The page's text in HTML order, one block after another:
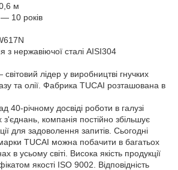
м
— 10 років
з нержавіючої сталі AISI304
лідер у виробництві гнучких
та олії. Фабрика TUCAI розташована в
40-річному досвіді роботи в галузі
з'єднань, компанія постійно збільшує
для задоволення запитів. Сьогодні
TUCAI можна побачити в багатьох
в усьому світі. Висока якість продукції
якості ISO 9002. Відповідність